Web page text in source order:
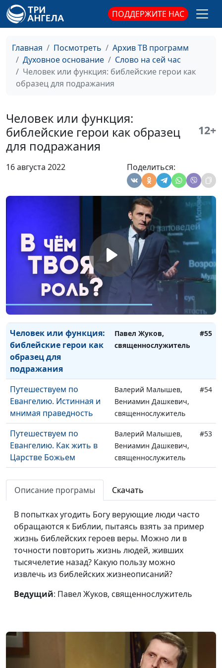
ПОДДЕРЖИТЕ НАС
Главная Посмотреть
Архив ТВ программ
Духовное основание
Слово на сей час
Человек или функция: библейские герои как
образец для подражания
Человек или функция:
библейские герои как образец
для подражания
12+
16 августа 2022 Поделиться:
священнослужитель
Что я чувствую и что с
этим делать
Павел Жуков,
#64
«Не судите» — как это
понимать
Павел Жуков,
священнослужитель
Быть принципиальным
это хорошо?
Павел Жуков,
священнослужитель
#61
священнослужитель
городов?
священнослужитель
Богу оценку
Павел Жуков,
священнослужитель
Как утешает Слово
Павел Жуков,
священнослужитель
#57
Вера и ожидание
второго пришествия
Христа
Павел Жуков,
священнослужитель
Человек или функция:
библейские герои как
образец для
подражания
Павел Жуков,
священнослужитель
#55
Путешествуем по
Евангелию. Истинная и
мнимая праведность
Валерий Малышев,
Вениамин Дашкевич,
священнослужитель
#54
Путешествуем по
Евангелию. Как жить в
Царстве Божьем
Валерий Малышев,
Вениамин Дашкевич,
священнослужитель
#53
Путешествуем по
Евангелию. Зачем нам
Вениамин Дашкевич,
священнослужитель
Путешествуем по
Евангелию. В Библии
Валерий Малышев,
Вениамин Дашкевич,
священнослужитель
Путешествуем по
Евангелию. Условия
доверия Богу
Валерий Малышев,
Вениамин Дашкевич,
Поклоняться по букве
или по духу?
священнослужитель
Описание програмы Скачать
В попытках угодить Богу верующие люди часто
обращаются к Библии, пытаясь взять за пример
жизнь библейских героев веры. Можно ли в
точности повторить жизнь людей, живших
тысячелетие назад? Какую пользу можно
извлечь из библейских жизнеописаний?
Ведущий: Павел Жуков, священнослужитель